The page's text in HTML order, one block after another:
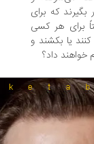
که برای
هر کسی
بکشند و
داد؟